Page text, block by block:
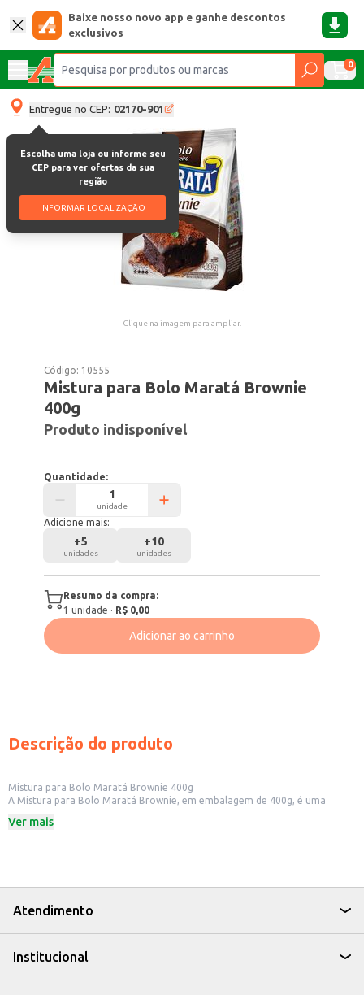
Baixe nosso novo app e ganhe descontos
exclusivos
0
Entregue no CEP: 02170-901
Escolha uma loja ou informe seu
CEP para ver ofertas da sua
região
INFORMAR LOCALIZAÇÃO
Clique na imagem para ampliar.
Código: 10555
Mistura para Bolo Maratá Brownie
400g
Produto indisponível
Quantidade:
unidade
Adicione mais:
+5
unidades
+10
unidades
Resumo da compra:
1 unidade · R$ 0,00
Adicionar ao carrinho
Descrição do produto
Mistura para Bolo Maratá Brownie 400g
A Mistura para Bolo Maratá Brownie, em embalagem de 400g, é uma
rápida e fácil. Ideal para quem deseja oferecer um doce saboroso em casa
Pode ser utilizada em receitas de bolos e tortas.
A Mistura para Bolo Maratá Brownie oferece a combinação perfeita de
praticidade e sabor, sendo uma escolha eficiente para quem busca um
Ver mais
Atendimento
Institucional